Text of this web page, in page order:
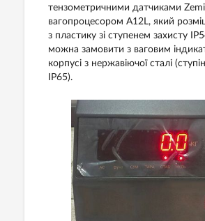
тензометричними датчиками
вагопроцесором А12L, який
з пластику зі ступенем захисту
можна замовити з ваговим
корпусі з нержавіючої сталі
IP65).